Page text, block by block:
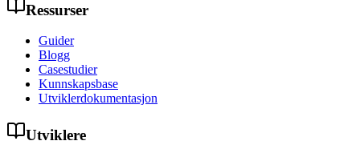
Ressurser
Guider
Blogg
Casestudier
Kunnskapsbase
Utviklerdokumentasjon
Utviklere